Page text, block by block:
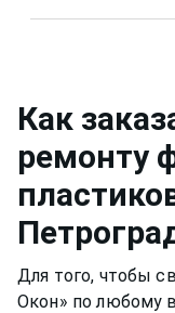
растворы для
резиновый
разбавлены в
качество
скапливалась
времени
прослужить вам
годами.
Как
ремонту
Для того, чтобы
Окон» по любому